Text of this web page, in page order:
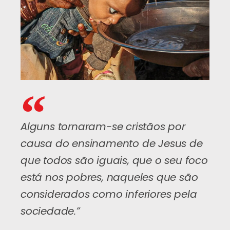
Alguns tornaram-se cristãos por
causa do ensinamento de Jesus de
que todos são iguais, que o seu foco
está nos pobres, naqueles que são
considerados como inferiores pela
sociedade.”